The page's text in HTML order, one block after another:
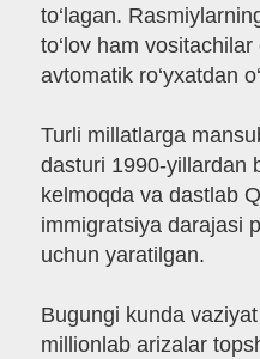
to‘lagan.
to‘lov ham
avtomatik ro‘yxatdan
Turli millatlarga
dasturi 1990-yillardan
kelmoqda va dastlab
immigratsiya darajasi
uchun yaratilgan.
Bugungi kunda vaziyat
millionlab arizalar